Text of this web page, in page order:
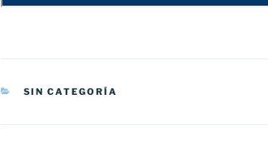
CATEGORÍAS
SIN CATEGORÍA